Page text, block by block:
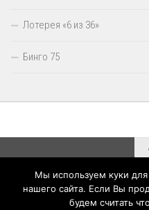
Лотерея «6 из 36»
Бинго 75
Результаты лотерей Столото
Мы используем куки
нашего сайта. Если Вы
будем считать